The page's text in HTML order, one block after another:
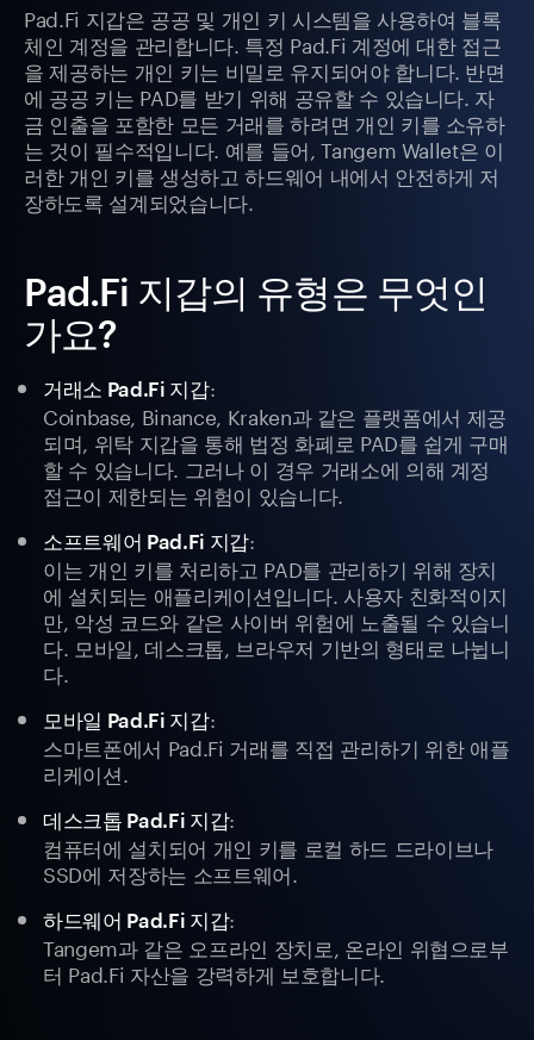
Pad.Fi 지갑은 공공 및 개인 키 시스템을 사용하여 블록
체인 계정을 관리합니다. 특정 Pad.Fi 계정에 대한 접근
을 제공하는 개인 키는 비밀로 유지되어야 합니다. 반면
에 공공 키는 PAD를 받기 위해 공유할 수 있습니다. 자
금 인출을 포함한 모든 거래를 하려면 개인 키를 소유하
는 것이 필수적입니다. 예를 들어, Tangem Wallet은 이
러한 개인 키를 생성하고 하드웨어 내에서 안전하게 저
장하도록 설계되었습니다.
Pad.Fi 지갑의 유형은 무엇인
가요?
거래소 Pad.Fi 지갑:
Coinbase, Binance, Kraken과 같은 플랫폼에서 제공
되며, 위탁 지갑을 통해 법정 화폐로 PAD를 쉽게 구매
할 수 있습니다. 그러나 이 경우 거래소에 의해 계정
접근이 제한되는 위험이 있습니다.
소프트웨어 Pad.Fi 지갑:
이는 개인 키를 처리하고 PAD를 관리하기 위해 장치
에 설치되는 애플리케이션입니다. 사용자 친화적이지
만, 악성 코드와 같은 사이버 위험에 노출될 수 있습니
다. 모바일, 데스크톱, 브라우저 기반의 형태로 나뉩니
다.
모바일 Pad.Fi 지갑:
스마트폰에서 Pad.Fi 거래를 직접 관리하기 위한 애플
리케이션.
데스크톱 Pad.Fi 지갑:
컴퓨터에 설치되어 개인 키를 로컬 하드 드라이브나
SSD에 저장하는 소프트웨어.
하드웨어 Pad.Fi 지갑:
Tangem과 같은 오프라인 장치로, 온라인 위협으로부
터 Pad.Fi 자산을 강력하게 보호합니다.